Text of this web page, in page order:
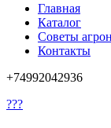
Главная
Каталог
Советы
Контакты
+74992042936
???